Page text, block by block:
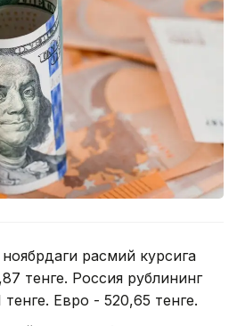
расмий курсига
тенге. Россия рублининг
тенге. Евро - 520,65 тенге.